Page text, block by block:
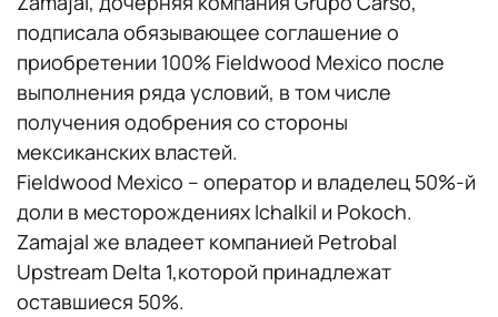
подписала обязывающее соглашение о
приобретении 100% Fieldwood Mexico после
выполнения ряда условий, в том числе
получения одобрения со стороны
мексиканских властей.
Fieldwood Mexico – оператор и владелец 50%-й
доли в месторождениях Ichalkil и Pokoch.
Zamajal же владеет компанией Petrobal
Upstream Delta 1,которой принадлежат
оставшиеся 50%.